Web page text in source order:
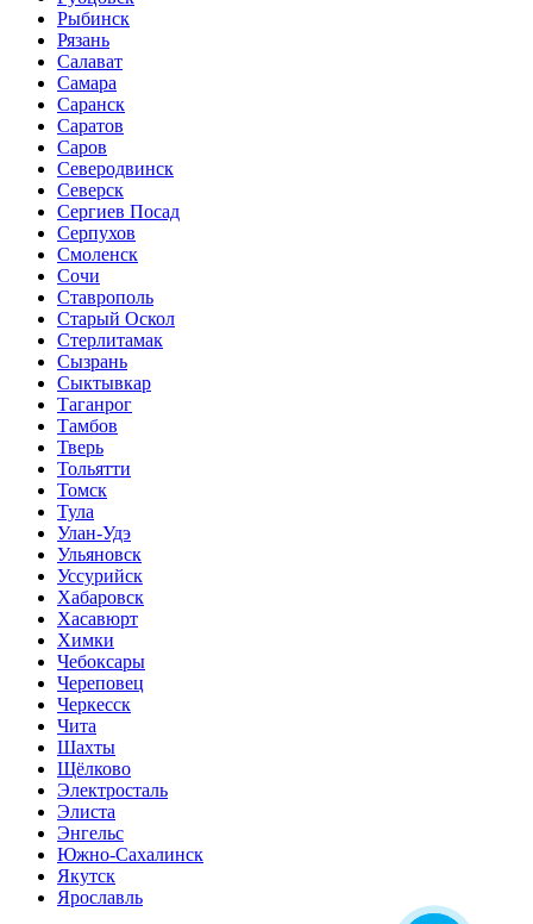
Рыбинск
Рязань
Салават
Самара
Саранск
Саратов
Саров
Северодвинск
Северск
Сергиев Посад
Серпухов
Смоленск
Сочи
Ставрополь
Старый Оскол
Стерлитамак
Сызрань
Сыктывкар
Таганрог
Тамбов
Тверь
Тольятти
Томск
Тула
Улан-Удэ
Ульяновск
Уссурийск
Хабаровск
Хасавюрт
Химки
Чебоксары
Череповец
Черкесск
Чита
Шахты
Щёлково
Электросталь
Элиста
Энгельс
Южно-Сахалинск
Якутск
Ярославль